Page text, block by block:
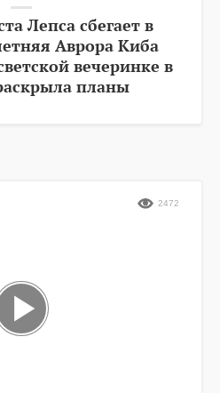
Лепса сбегает в
Аврора Киба
вечеринке в
планы
2472